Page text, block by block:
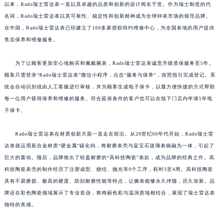
以来，Rado瑞士雷达表一直以其卓越的品质和创新的设计闻名于世。作为瑞士制造的代
名词，Rado瑞士雷达表以其可靠性、稳定性和创新精神成为全球钟表市场的领导品牌。
在中国，Rado瑞士雷达表已经建立了100多家授权特约维修中心，为全国各地的用户提供
售后保养和维修服务。
为了让顾客更加安心地购买和佩戴腕表，Rado瑞士雷达表诚意升级质保服务至5年。
顾客只需登录“Rado瑞士雷达表”微信小程序，点击“服务与保养”，按照指引完成登记。系
统会自动识别或由人工客服进行审核，并为顾客生成电子保卡，以最方便快捷的方式帮助
每一位用户获得保养和维修的服务。符合延保条件的客户也可以在线下门店内申请5年电
子保卡。
Rado瑞士雷达表在材质创新方面一直走在前沿。从20世纪60年代开始，Rado瑞士雷
达表就运用新合金材质“硬金属”碳化钨，将耐磨表壳与蓝宝石玻璃表镜融为一体，引起了
巨大的轰动。随后，品牌推出了轻盈耐磨的“高科技陶瓷”表款，成为品牌的经典之作。高
科技陶瓷表壳的制作经历了注塑成型、烧结、抛光等9个工序，耗时3至4周。高科技陶瓷
具有不易磨损、极高的硬度、防刮耐磨性能等特点，让腕表能够永久伴随，历久弥新。品
牌还在彩色陶瓷领域展示了专业造诣，将绚丽色彩与温润质地相结合，展现了瑞士雷达表
独特的美感。